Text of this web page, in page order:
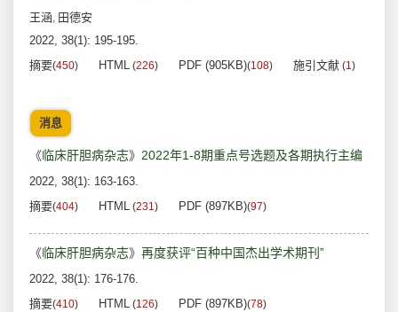
王涵, 田德安
2022, 38(1): 195-195.
摘要(450) HTML (226) PDF (905KB)(108) 施引文献 (1)
消息
《临床肝胆病杂志》2022年1-8期重点号选题及各期执行主编
2022, 38(1): 163-163.
摘要(404) HTML (231) PDF (897KB)(97)
《临床肝胆病杂志》再度获评“百种中国杰出学术期刊”
2022, 38(1): 176-176.
摘要(410) HTML (126) PDF (897KB)(78)